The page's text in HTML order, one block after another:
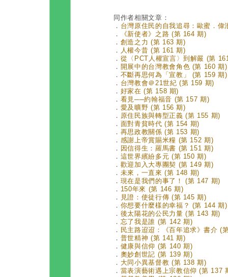
同作者相關文章：
． 台灣原住民的自我追尋：歐蜜．
．
《新使者》之路 (第 164 期)
． 創造之力 (第 163 期)
． 人權今昔 (第 161 期)
． 從〈PCT人權宣言〉到解嚴 (第
． 開展中的台灣教會角色 (第 160 期)
． 不斷再思何為「宣教」 (第 159 期)
． 台灣教會＠21世紀 (第 159 期)
． 好家在 (第 158 期)
． 看見──約翰福音 (第 157 期)
． 愛及曠野 (第 156 期)
． 原住民族與轉型正義 (第 155 期)
． 面對青貧時代 (第 154 期)
． 再思政教關係 (第 153 期)
． 感謝上帝賞賜米糧 (第 152 期)
． 因信得生：羅馬書 (第 151 期)
． 這世界繽紛多元 (第 150 期)
． 歡迎加入大專團契 (第 149 期)
． 未來，一直來 (第 148 期)
． 現在是我們的事了！ (第 147 期)
． 150年來 (第 146 期)
． 見證：使徒行傳 (第 145 期)
． 你想要什麼樣的幸福？ (第 144 期)
． 後太陽花的公民力量 (第 143 期)
． 忘了我是誰 (第 142 期)
． 民主路迢迢：《百年追求》書介 (
． 普世精神 (第 141 期)
． 健康與信仰 (第 140 期)
． 奧妙創世記 (第 139 期)
． 大同小異基督教 (第 138 期)
． 當表演藝術遇上宗教信仰 (第 137